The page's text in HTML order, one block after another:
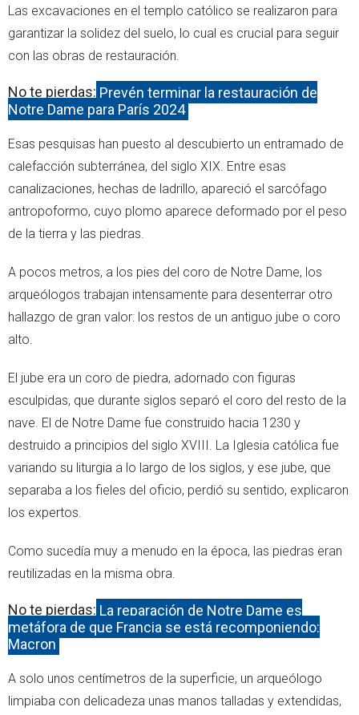
Las excavaciones en el templo católico se realizaron para
garantizar la solidez del suelo, lo cual es crucial para seguir
con las obras de restauración.
No te pierdas: Prevén terminar la restauración de
Notre Dame para París 2024
Esas pesquisas han puesto al descubierto un entramado de
calefacción subterránea, del siglo XIX. Entre esas
canalizaciones, hechas de ladrillo, apareció el sarcófago
antropoformo, cuyo plomo aparece deformado por el peso
de la tierra y las piedras.
A pocos metros, a los pies del coro de Notre Dame, los
arqueólogos trabajan intensamente para desenterrar otro
hallazgo de gran valor: los restos de un antiguo jube o coro
alto.
El jube era un coro de piedra, adornado con figuras
esculpidas, que durante siglos separó el coro del resto de la
nave. El de Notre Dame fue construido hacia 1230 y
destruido a principios del siglo XVIII. La Iglesia católica fue
variando su liturgia a lo largo de los siglos, y ese jube, que
separaba a los fieles del oficio, perdió su sentido, explicaron
los expertos.
Como sucedía muy a menudo en la época, las piedras eran
reutilizadas en la misma obra.
No te pierdas: La reparación de Notre Dame es
metáfora de que Francia se está recomponiendo:
Macron
A solo unos centímetros de la superficie, un arqueólogo
limpiaba con delicadeza unas manos talladas y extendidas,